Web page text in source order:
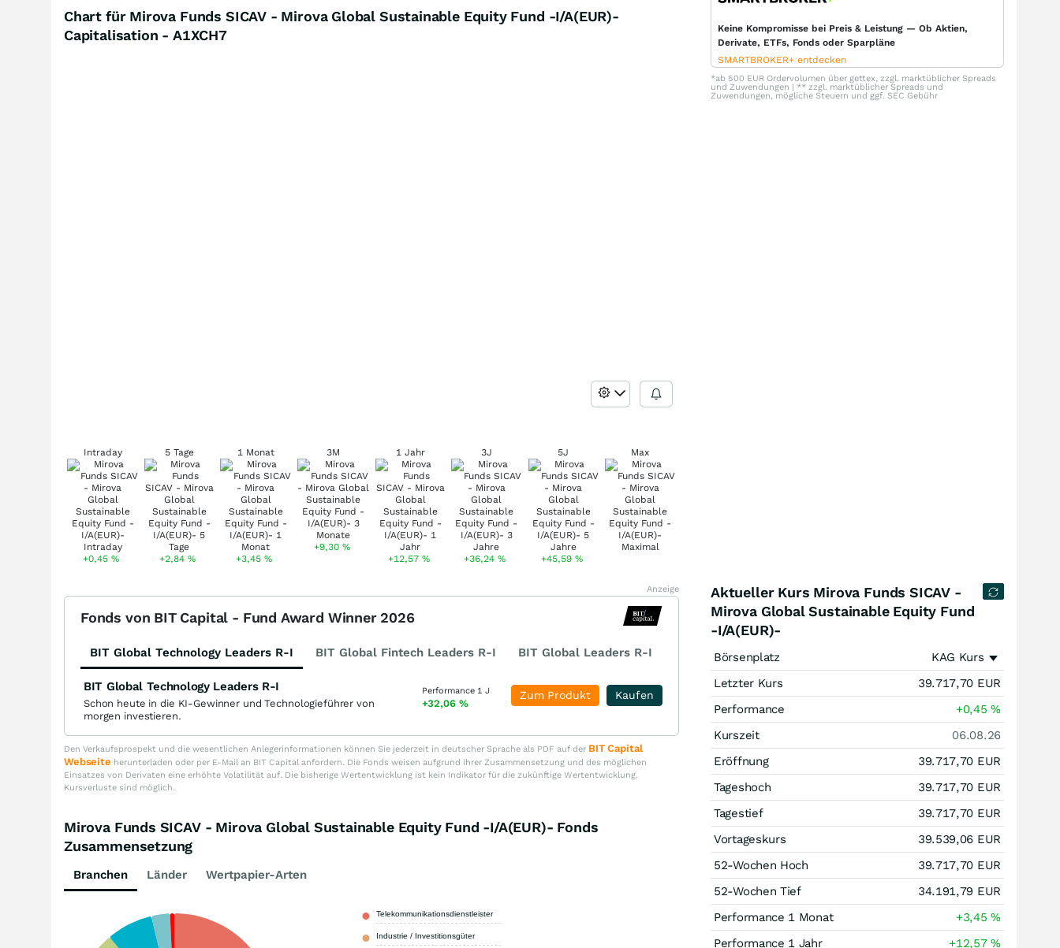
Chart für Mirova Funds SICAV - Mirova Global Sustainable Equity Fund -I/A(EUR)-
Capitalisation - A1XCH7
Intraday
+0,45%
5 Tage
+2,84%
1 Monat
+3,45%
3M
+9,30 %
1 Jahr
+12,57 %
3J
+36,24%
5J
+45,59 %
Max
Keine Kompromisse bei Preis & Leistung — Ob Aktien,
Derivate, ETFs, Fonds oder Sparpläne
SMARTBROKER+ entdecken
*ab 500 EUR Ordervolumen über gettex, zzgl. marktüblicher Spreads
und Zuwendungen | ** zzgl. marktüblicher Spreads und
Zuwendungen, mögliche Steuern und ggf. SEC Gebühr
Anzeige
Fonds von BIT Capital - Fund Award Winner 2026
BIT Global Technology Leaders R-I BIT Global Fintech Leaders R-I BIT Global Leaders R-I
BIT Global Technology Leaders R-I
Schon heute in die KI-Gewinner und Technologieführer von
morgen investieren.
Performance 1 J
+32,06 %
Kaufen
Zum Produkt
Den Verkaufsprospekt und die wesentlichen Anlegerinformationen können Sie jederzeit in deutscher Sprache als PDF auf der BIT Capital
Webseite herunterladen oder per E-Mail an BIT Capital anfordern. Die Fonds weisen aufgrund ihrer Zusammensetzung und des möglichen
Einsatzes von Derivaten eine erhöhte Volatilität auf. Die bisherige Wertentwicklung ist kein Indikator für die zukünftige Wertentwicklung.
Kursverluste sind möglich.
Mirova Funds SICAV - Mirova Global Sustainable Equity Fund -I/A(EUR)- Fonds
Zusammensetzung
Branchen Länder Wertpapier-Arten
Telekommunikationsdienstleister
Industrie / Investitionsgüter
Aktueller Kurs Mirova Funds SICAV -
Mirova Global Sustainable Equity Fund
-I/A(EUR)-
Börsenplatz
KAG Kurs
Letzter Kurs
39.717,70 EUR
Performance
+0,45%
Kurszeit
06.08.26
Eröffnung
39.717,70 EUR
Tageshoch
39.717,70 EUR
Tagestief
39.717,70 EUR
Vortageskurs
39.539,06 EUR
52-Wochen Hoch
39.717,70 EUR
52-Wochen Tief
34.191,79 EUR
Performance 1 Monat
+3,45%
Performance 1 Jahr
+12,57%